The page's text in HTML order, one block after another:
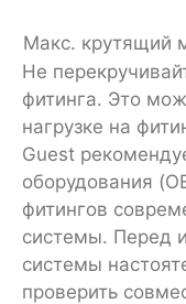
Макс. крутящий
Не
фитинга. Это
нагрузке на
Guest
оборудования
фитингов
системы. Перед
системы
проверить